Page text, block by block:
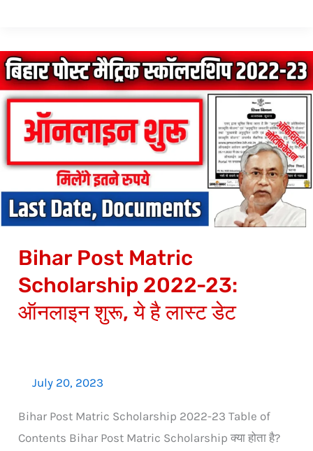
Bihar Post Matric
Scholarship 2022-23:
ऑनलाइन शुरू, ये है लास्ट डेट
July 20, 2023
Bihar Post Matric Scholarship 2022-23 Table of
Contents Bihar Post Matric Scholarship क्या होता है?
Bihar
Post
Matric
Scholarship
2022-
23:
ऑनलाइन
शुरू,
है
लास्ट
डेट